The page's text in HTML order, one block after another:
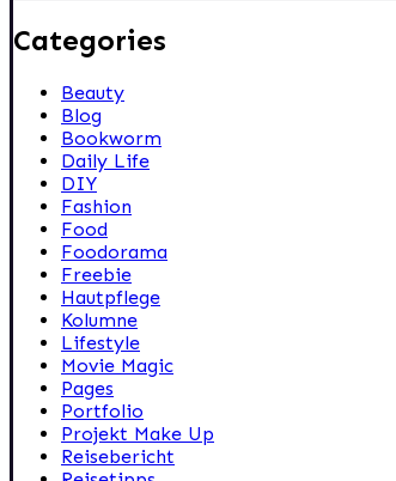
Categories
Beauty
Blog
Bookworm
Daily Life
DIY
Fashion
Food
Foodorama
Freebie
Hautpflege
Kolumne
Lifestyle
Movie Magic
Pages
Portfolio
Projekt Make Up
Reisebericht